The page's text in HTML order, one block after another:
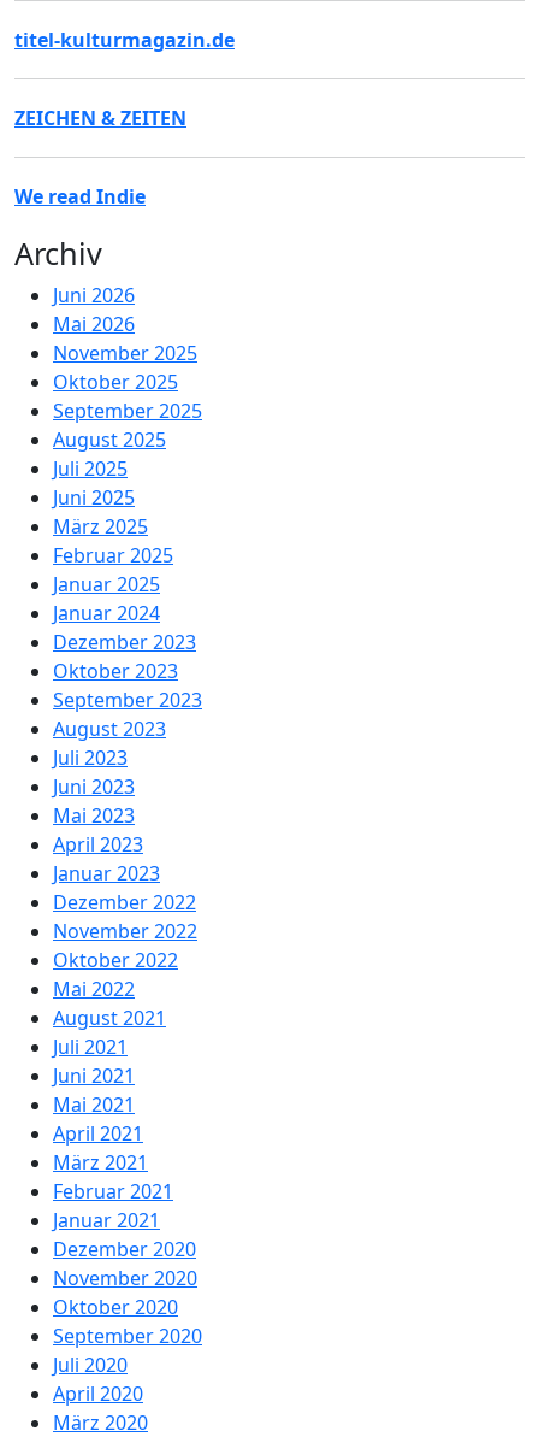
titel-kulturmagazin.de
ZEICHEN & ZEITEN
We read Indie
Archiv
Juni 2026
Mai 2026
November 2025
Oktober 2025
September 2025
August 2025
Juli 2025
Juni 2025
März 2025
Februar 2025
Januar 2025
Januar 2024
Dezember 2023
Oktober 2023
September 2023
August 2023
Juli 2023
Juni 2023
Mai 2023
April 2023
Januar 2023
Dezember 2022
November 2022
Oktober 2022
Mai 2022
August 2021
Juli 2021
Juni 2021
Mai 2021
April 2021
März 2021
Februar 2021
Januar 2021
Dezember 2020
November 2020
Oktober 2020
September 2020
Juli 2020
April 2020
März 2020